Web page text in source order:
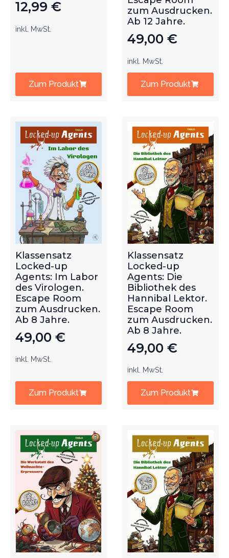
12,99 €
inkl. MwSt.
Zum Produkt
zum Ausdrucken.
Ab 12 Jahre.
49,00 €
inkl. MwSt.
Zum Produkt
Klassensatz
Locked-up
Agents: Im Labor
des Virologen.
Escape Room
zum Ausdrucken.
Ab 8 Jahre.
49,00 €
inkl. MwSt.
Zum Produkt
Klassensatz
Locked-up
Agents: Die
Bibliothek des
Hannibal Lektor.
Escape Room
zum Ausdrucken.
Ab 8 Jahre.
49,00 €
inkl. MwSt.
Zum Produkt